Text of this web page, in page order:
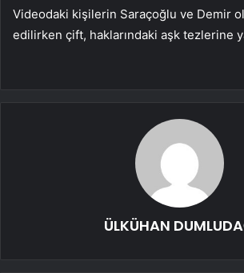
Videodaki kişilerin Saraçoğlu ve Demir
edilirken çift, haklarındaki aşk tezlerine
ÜLKÜHAN